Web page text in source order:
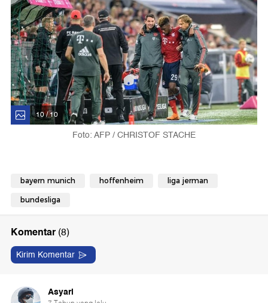
10 / 10
Foto: AFP / CHRISTOF STACHE
bayern munich hoffenheim liga jerman
bundesliga